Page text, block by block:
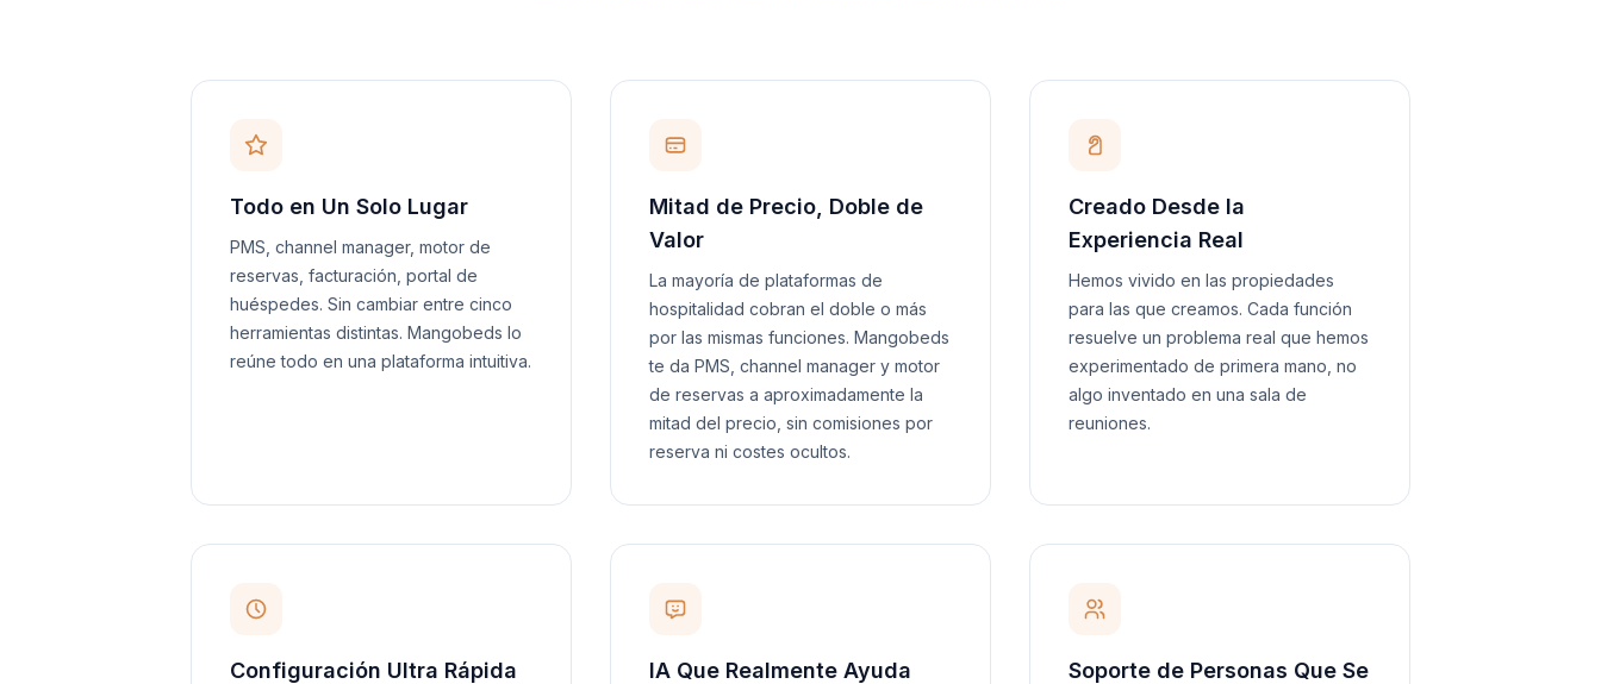
Todo en Un Solo Lugar
PMS, channel manager, motor de
reservas, facturación, portal de
huéspedes. Sin cambiar entre cinco
herramientas distintas. Mangobeds lo
reúne todo en una plataforma intuitiva.
Mitad de Precio, Doble de
Valor
La mayoría de plataformas de
hospitalidad cobran el doble o más
por las mismas funciones. Mangobeds
te da PMS, channel manager y motor
de reservas a aproximadamente la
mitad del precio, sin comisiones por
reserva ni costes ocultos.
Creado Desde la
Experiencia Real
Hemos vivido en las propiedades
para las que creamos. Cada función
resuelve un problema real que hemos
experimentado de primera mano, no
algo inventado en una sala de
reuniones.
Configuración Ultra Rápida IA Que Realmente Ayuda
Soporte de Personas Que Se